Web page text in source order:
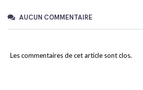
AUCUN COMMENTAIRE
Les commentaires de cet article sont clos.